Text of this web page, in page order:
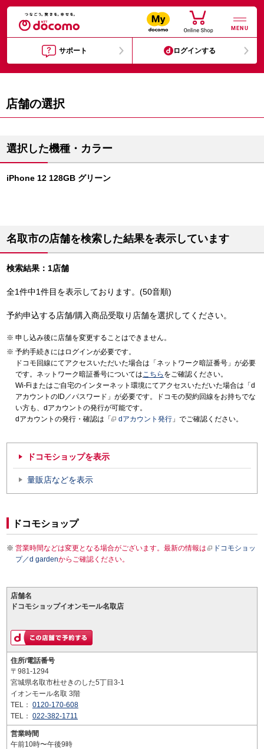
MENU
サポート ログインする
店舗の選択
選択した機種・カラー
iPhone 12 128GB グリーン
名取市の店舗を検索した結果を表示しています
検索結果：1店舗
全1件中1件目を表示しております。(50音順)
予約申込する店舗/購入商品受取り店舗を選択してください。
申し込み後に店舗を変更することはできません。
予約手続きにはログインが必要です。
ドコモ回線にてアクセスいただいた場合は「ネットワーク暗証番号」が必要
です。ネットワーク暗証番号についてはこちら をご確認ください。
Wi-Fiまたはご自宅のインターネット環境にてアクセスいただいた場合は「d
アカウントのID／パスワード」が必要です。ドコモの契約回線をお持ちでな
い方も、dアカウントの発行が可能です。
dアカウントの発行・確認は「
dアカウント発行 」でご確認ください。
ドコモショップを表示
量販店などを表示
ドコモショップ
営業時間などは変更となる場合がございます。最新の情報は
ドコモショッ
プ／d gardenからご確認ください。
店舗名
ドコモショップイオンモール名取店
住所/電話番号
〒981-1294
宮城県名取市杜せきのした5丁目3-1
イオンモール名取 3階
TEL： 0120-170-608
TEL： 022-382-1711
営業時間
午前10時〜午後9時